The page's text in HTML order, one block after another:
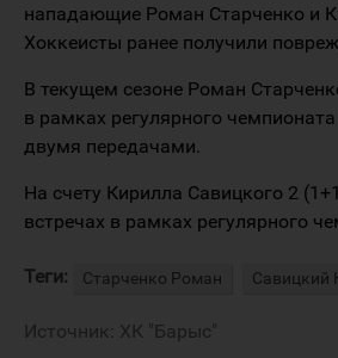
нападающие Роман Старченко и
Хоккеисты ранее получили
В текущем сезоне Роман
в рамках регулярного
двумя передачами.
На счету Кирилла Савицкого 2
встречах в рамках регулярного
Теги: Старченко Роман Савицкий
Источник: ХК "Барыс"